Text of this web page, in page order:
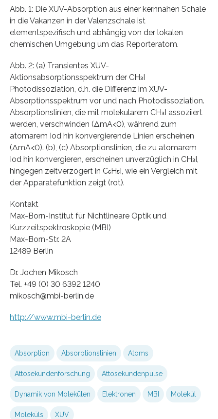
Abb. 1: Die XUV-Absorption aus einer kernnahen Schale
in die Vakanzen in der Valenzschale ist
elementspezifisch und abhängig von der lokalen
chemischen Umgebung um das Reporteratom.
Abb. 2: (a) Transientes XUV-
Aktionsabsorptionsspektrum der CH₃I
Photodissoziation, d.h. die Differenz im XUV-
Absorptionsspektrum vor und nach Photodissoziation.
Absorptionslinien, die mit molekularem CH₃I assoziiert
werden, verschwinden (ΔmA<0), während zum
atomarem Iod hin konvergierende Linien erscheinen
(ΔmA<0). (b), (c) Absorptionslinien, die zu atomarem
Iod hin konvergieren, erscheinen unverzüglich in CH₃I,
hingegen zeitverzögert in C₆H₅I, wie ein Vergleich mit
der Apparatefunktion zeigt (rot).
Kontakt
Max-Born-Institut für Nichtlineare Optik und
Kurzzeitspektroskopie (MBI)
Max-Born-Str. 2A
12489 Berlin
Dr. Jochen Mikosch
Tel. +49 (0) 30 6392 1240
mikosch@mbi-berlin.de
http://www.mbi-berlin.de
Absorption Absorptionslinien Atoms
Attosekundenforschung Attosekundenpulse
Dynamik von Molekülen Elektronen MBI Molekül
Moleküls XUV